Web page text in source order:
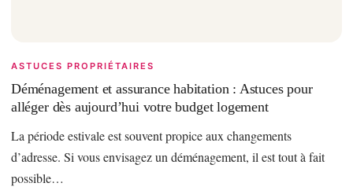
ASTUCES PROPRIÉTAIRES
Déménagement et assurance habitation : Astuces pour
alléger dès aujourd’hui votre budget logement
La période estivale est souvent propice aux changements
d’adresse. Si vous envisagez un déménagement, il est tout à fait
possible…